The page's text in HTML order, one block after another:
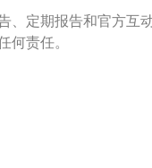
、定期报告和官方互
责任。